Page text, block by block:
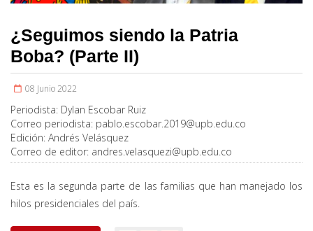
¿Seguimos siendo la Patria
Boba? (Parte II)
08 Junio 2022
Periodista: Dylan Escobar Ruiz
Correo periodista: pablo.escobar.2019@upb.edu.co
Edición: Andrés Velásquez
Correo de editor: andres.velasquezi@upb.edu.co
Esta es la segunda parte de las familias que han manejado los
hilos presidenciales del país.